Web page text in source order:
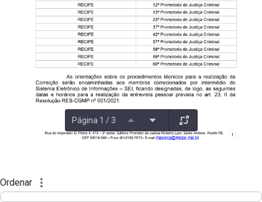
Página 1 / 3
Ordenar